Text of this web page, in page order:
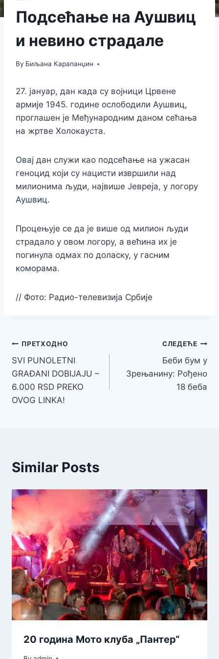
Подсећање на Аушвиц
и невино страдале
By Биљана Карапанџин
27. јануар, дан када су војници Црвене
армије 1945. године ослободили Аушвиц,
проглашен је Међународним даном сећања
на жртве Холокауста.
Овај дан служи као подсећање на ужасан
геноцид који су нацисти извршили над
милионима људи, највише Јевреја, у логору
Аушвиц.
Процењује се да је више од милион људи
страдало у овом логору, а већина их је
погинула одмах по доласку, у гасним
коморама.
// Фото: Радио-телевизија Србије
Кретање
чланка
ПРЕТХОДНО
SVI PUNOLETNI
GRAĐANI DOBIJAJU –
6.000 RSD PREKO
OVOG LINKA!
СЛЕДЕЋЕ
Беби бум у
Зрењанину: Рођено
18 беба
Similar Posts
20 година Мото клуба „Пантер“